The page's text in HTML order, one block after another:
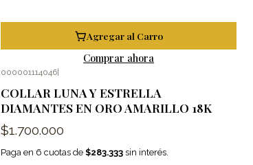
Agregar al Carro
Comprar ahora
000001114046
COLLAR LUNA Y ESTRELLA
DIAMANTES EN ORO AMARILLO 18K
$1.700.000
Paga en 6 cuotas de$283.333 sin interés.